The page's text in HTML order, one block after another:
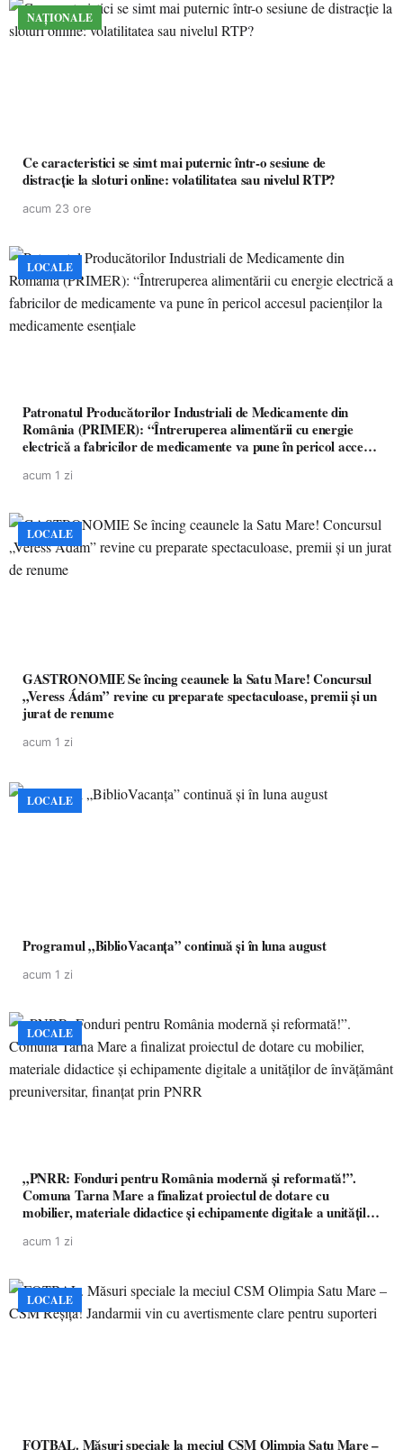
NAȚIONALE
Ce caracteristici se simt mai puternic într-o sesiune de
distracție la sloturi online: volatilitatea sau nivelul RTP?
acum 23 ore
LOCALE
Patronatul Producătorilor Industriali de Medicamente din
România (PRIMER): “Întreruperea alimentării cu energie
electrică a fabricilor de medicamente va pune în pericol accesul
acum 1 zi
LOCALE
GASTRONOMIE Se încing ceaunele la Satu Mare! Concursul
„Veress Ádám” revine cu preparate spectaculoase, premii și un
jurat de renume
acum 1 zi
LOCALE
Programul „BiblioVacanța” continuă și în luna august
acum 1 zi
LOCALE
„PNRR: Fonduri pentru România modernă și reformată!”.
Comuna Tarna Mare a finalizat proiectul de dotare cu
mobilier, materiale didactice și echipamente digitale a unităților
acum 1 zi
LOCALE
FOTBAL. Măsuri speciale la meciul CSM Olimpia Satu Mare –